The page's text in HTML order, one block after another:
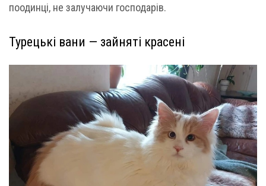
поодинці, не залучаючи господарів.
Турецькі вани — зайняті красені